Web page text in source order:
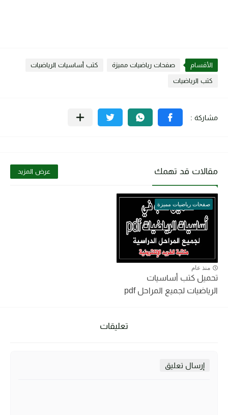
الأقسام صفحات رياضيات مميزة كتب أساسيات الرياضيات
كتب الرياضيات
مقالات قد تهمك عرض المزيد
صفحات رياضيات مميزة
منذ عام
تحميل كتب أساسيات
الرياضيات لجميع المراحل pdf
تعليقات
إرسال تعليق